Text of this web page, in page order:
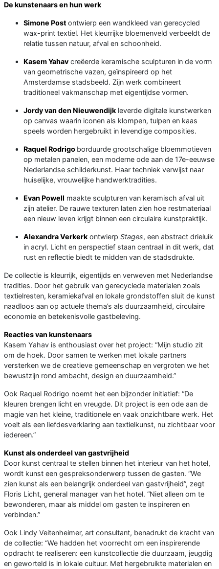
De kunstenaars en hun werk
Simone Post ontwierp een wandkleed van gerecycled
wax-print textiel. Het kleurrijke bloemenveld verbeeldt de
relatie tussen natuur, afval en schoonheid.
Kasem Yahav creëerde keramische sculpturen in de vorm
van geometrische vazen, geïnspireerd op het
Amsterdamse stadsbeeld. Zijn werk combineert
traditioneel vakmanschap met eigentijdse vormen.
Jordy van den Nieuwendijk leverde digitale kunstwerken
op canvas waarin iconen als klompen, tulpen en kaas
speels worden hergebruikt in levendige composities.
Raquel Rodrigo borduurde grootschalige bloemmotieven
op metalen panelen, een moderne ode aan de 17e-eeuwse
Nederlandse schilderkunst. Haar techniek verwijst naar
huiselijke, vrouwelijke handwerktradities.
Evan Powell maakte sculpturen van keramisch afval uit
zijn atelier. De rauwe texturen laten zien hoe restmateriaal
een nieuw leven krijgt binnen een circulaire kunstpraktijk.
Alexandra Verkerk ontwierp Stages, een abstract drieluik
in acryl. Licht en perspectief staan centraal in dit werk, dat
rust en reflectie biedt te midden van de stadsdrukte.
De collectie is kleurrijk, eigentijds en verweven met Nederlandse
tradities. Door het gebruik van gerecyclede materialen zoals
textielresten, keramiekafval en lokale grondstoffen sluit de kunst
naadloos aan op actuele thema’s als duurzaamheid, circulaire
economie en betekenisvolle gastbeleving.
Reacties van kunstenaars
Kasem Yahav is enthousiast over het project: “Mijn studio zit
om de hoek. Door samen te werken met lokale partners
versterken we de creatieve gemeenschap en vergroten we het
bewustzijn rond ambacht, design en duurzaamheid.”
Ook Raquel Rodrigo noemt het een bijzonder initiatief: “De
kleuren brengen licht en vreugde. Dit project is een ode aan de
magie van het kleine, traditionele en vaak onzichtbare werk. Het
voelt als een liefdesverklaring aan textielkunst, nu zichtbaar voor
iedereen.”
Kunst als onderdeel van gastvrijheid
Door kunst centraal te stellen binnen het interieur van het hotel,
wordt kunst een gespreksonderwerp tussen de gasten. “We
zien kunst als een belangrijk onderdeel van gastvrijheid”, zegt
Floris Licht, general manager van het hotel. “Niet alleen om te
bewonderen, maar als middel om gasten te inspireren en
verbinden.”
Ook Lindy Veitenheimer, art consultant, benadrukt de kracht van
de collectie: “We hadden het voorrecht om een inspirerende
opdracht te realiseren: een kunstcollectie die duurzaam, jeugdig
en geworteld is in lokale cultuur. Met hergebruikte materialen en